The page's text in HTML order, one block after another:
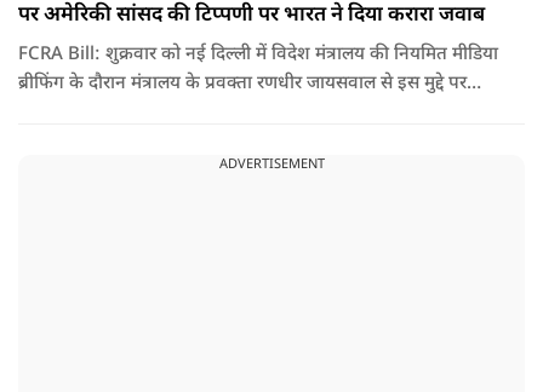
पर अमेरिकी सांसद की टिप्पणी पर भारत ने दिया करारा जवाब
FCRA Bill: शुक्रवार को नई दिल्ली में विदेश मंत्रालय की नियमित मीडिया
ब्रीफिंग के दौरान मंत्रालय के प्रवक्ता रणधीर जायसवाल से इस मुद्दे पर
ADVERTISEMENT